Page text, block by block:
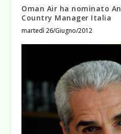
Oman Air ha nominato
Country Manager Italia
martedì 26/Giugno/2012